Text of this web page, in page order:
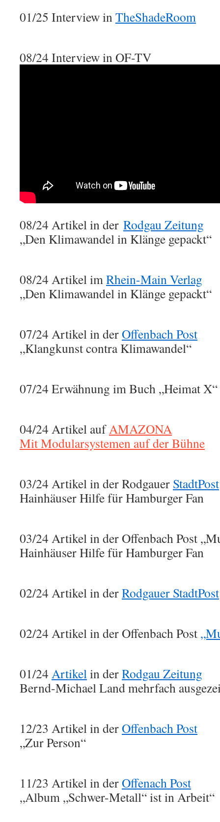
01/25 Interview inTheShadeRoom
08/24 Interview in OF-TV
08/24 Artikel in der Rodgau Zeitung
„Den Klimawandel in Klänge gepackt“
08/24 Artikel imRhein-Main Verlag
„Den Klimawandel in Klänge gepackt“
07/24 Artikel in derOffenbach Post
„Klangkunst contra Klimawandel“
07/24 Erwähnung im Buch „Heimat X“
04/24 Artikel aufAMAZONA
Mit Modularsystemen auf der Bühne
03/24 Artikel in der Rodgauer StadtPost
Hainhäuser Hilfe für Hamburger Fan
03/24 Artikel in der Offenbach Post
Hainhäuser Hilfe für Hamburger Fan
02/24 Artikel in derRodgauer StadtPost
02/24 Artikel in der Offenbach Post
01/24 Artikelin derRodgau Zeitung
Bernd-Michael Land mehrfach
12/23 Artikel in derOffenbach Post
„Zur Person“
11/23 Artikel in derOffenach Post
„Album „Schwer-Metall“ ist in Arbeit“